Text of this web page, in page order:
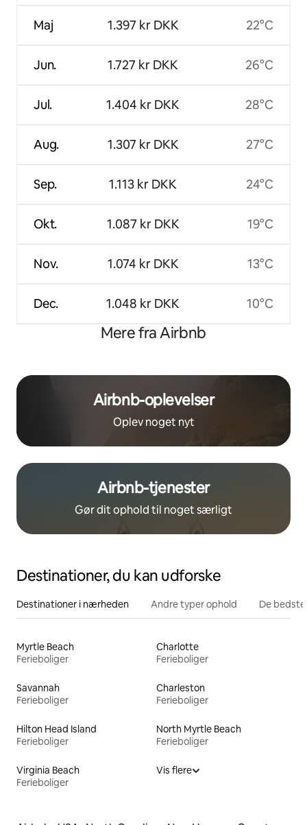
Maj
Jun.
Jul.
Aug.
Sep.
Okt.
Nov.
Dec.
1.397 kr DKK
1.727 kr DKK
1.404 kr DKK
1.307 kr DKK
1.113 kr DKK
1.087 kr DKK
1.074 kr DKK
1.048 kr DKK
22°C
26°C
28°C
27°C
24°C
19°C
13°C
10°C
Mere fra Airbnb
Airbnb-oplevelser
Oplev noget nyt
Airbnb-tjenester
Gør dit ophold til noget særligt
Destinationer, du kan udforske
Destinationer i nærheden Andre typer ophold De
Myrtle Beach
Ferieboliger
Charlotte
Ferieboliger
Savannah
Ferieboliger
Charleston
Ferieboliger
Hilton Head Island
Ferieboliger
North Myrtle Beach
Ferieboliger
Virginia Beach
Ferieboliger
Vis flere